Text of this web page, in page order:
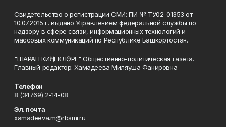
Свидетельство о регистрации СМИ: ПИ № ТУ02-01353 от
10.07.2015 г. выдано Управлением федеральной службы по
надзору в сфере связи, информационных технологий и
массовых коммуникаций по Республике Башкортостан.
"ШАРАН КИҢЛЕКЛӘРЕ" Общественно-политическая газета.
Главный редактор: Хамадеева Миляуша Фанировна
Телефон
8 (34769) 2-14-08
Эл. почта
xamadeeva.m@rbsmi.ru